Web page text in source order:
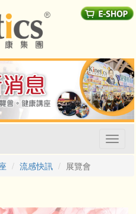
流感快訊 展覽會